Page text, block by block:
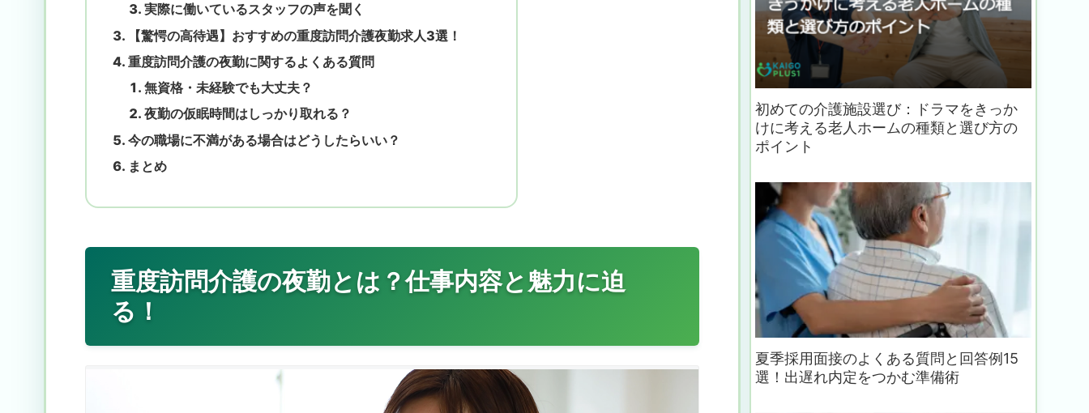
実際に働いているスタッフの声を聞く
【驚愕の高待遇】おすすめの重度訪問介護夜勤求人3選！
重度訪問介護の夜勤に関するよくある質問
無資格・未経験でも大丈夫？
夜勤の仮眠時間はしっかり取れる？
今の職場に不満がある場合はどうしたらいい？
まとめ
重度訪問介護の夜勤とは？仕事内容と魅力に迫
る！
初めての介護施設選び：ドラマをきっか
けに考える老人ホームの種類と選び方の
ポイント
夏季採用面接のよくある質問と回答例15
選！出遅れ内定をつかむ準備術